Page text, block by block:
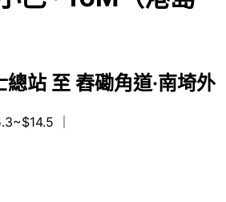
總站 至 舂磡角道·南埼外